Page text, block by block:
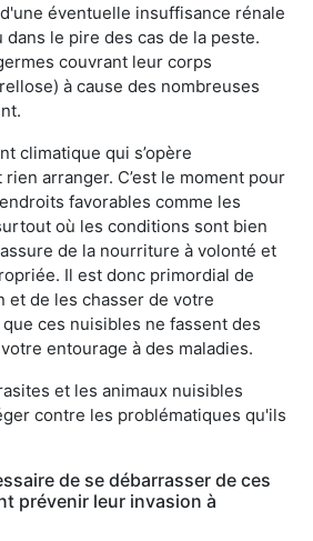
éventuelle insuffisance rénale
le pire des cas de la peste.
couvrant leur corps
à cause des nombreuses
climatique qui s’opère
arranger. C’est le moment pour
favorables comme les
où les conditions sont bien
de la nourriture à volonté et
Il est donc primordial de
et de les chasser de votre
ces nuisibles ne fassent des
entourage à des maladies.
et les animaux nuisibles
contre les problématiques qu'ils
de se débarrasser de ces
prévenir leur invasion à